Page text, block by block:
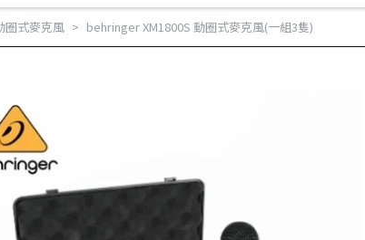
圈式麥克風 behringer XM1800S 動圈式麥克風(一組3隻)